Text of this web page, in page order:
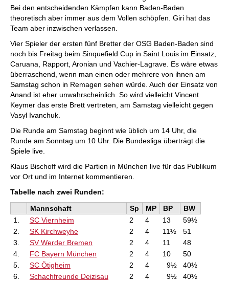
Bei den entscheidenden Kämpfen kann Baden-Baden
theoretisch aber immer aus dem Vollen schöpfen. Giri hat das
Team aber inzwischen verlassen.
Vier Spieler der ersten fünf Bretter der OSG Baden-Baden sind
noch bis Freitag beim Sinquefield Cup in Saint Louis im Einsatz,
Caruana, Rapport, Aronian und Vachier-Lagrave. Es wäre etwas
überraschend, wenn man einen oder mehrere von ihnen am
Samstag schon in Remagen sehen würde. Auch der Einsatz von
Anand ist eher unwahrscheinlich. So wird vielleicht Vincent
Keymer das erste Brett vertreten, am Samstag vielleicht gegen
Vasyl Ivanchuk.
Die Runde am Samstag beginnt wie üblich um 14 Uhr, die
Runde am Sonntag um 10 Uhr. Die Bundesliga überträgt die
Spiele live.
Klaus Bischoff wird die Partien in München live für das Publikum
vor Ort und im Internet kommentieren.
Tabelle nach zwei Runden:
Mannschaft
Sp MP BP
BW
1.
SC Viernheim 2 4 13
59½
2.
SK Kirchweyhe 2 4 11½
51
3.
SV Werder Bremen 2 4 11
48
4.
FC Bayern München 2 4 10
50
5.
SC Ötigheim 2 4 9½
40½
6.
Schachfreunde Deizisau 2 4 9½
40½